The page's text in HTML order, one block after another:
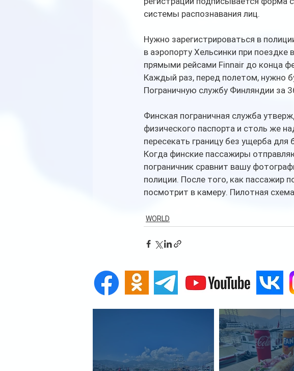
системы распознавания лиц.
Нужно зарегистрироваться в
в аэропорту Хельсинки при
прямыми рейсами Finnair до конца
Каждый раз, перед полетом, нужно
Пограничную службу Финляндии за
Финская пограничная служба
физического паспорта и столь же
пересекать границу без ущерба для
Когда финские пассажиры
пограничник сравнит вашу
полиции. После того, как пассажир
посмотрит в камеру. Пилотная
WORLD